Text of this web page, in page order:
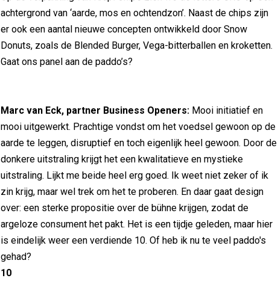
achtergrond van ‘aarde, mos en ochtendzon’. Naast de chips zijn
er ook een aantal nieuwe concepten ontwikkeld door Snow
Donuts, zoals de Blended Burger, Vega-bitterballen en kroketten.
Gaat ons panel aan de paddo’s?
Marc van Eck, partner Business Openers: Mooi initiatief en
mooi uitgewerkt. Prachtige vondst om het voedsel gewoon op de
aarde te leggen, disruptief en toch eigenlijk heel gewoon. Door de
donkere uitstraling krijgt het een kwalitatieve en mystieke
uitstraling. Lijkt me beide heel erg goed. Ik weet niet zeker of ik
zin krijg, maar wel trek om het te proberen. En daar gaat design
over: een sterke propositie over de bühne krijgen, zodat de
argeloze consument het pakt. Het is een tijdje geleden, maar hier
is eindelijk weer een verdiende 10. Of heb ik nu te veel paddo's
gehad?
10